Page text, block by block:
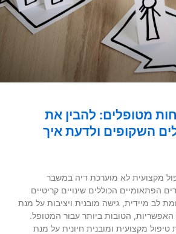
מטופלים: להבין את
השקופים ולדעת איך
מקצועית לא מוערכת דיה במשבר
הפתאומיים הכוללים שינויים קריטיים
לב מיידית, גישה מובנית ויציבות על מנת
הטובות ביותר עבור המטופל.
טיפול מקצועית ומובנית חיונית על מנת